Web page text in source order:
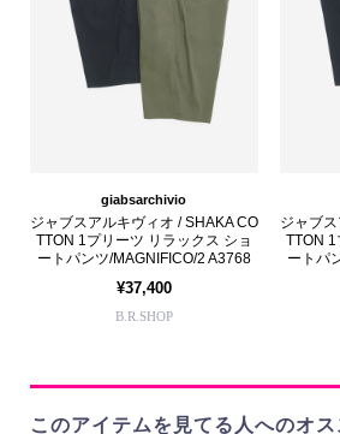
giabsarchivio
ジャブスアルキヴィオ / SHAKA CO
TTON 1プリーツ リラックス ショ
ートパンツ/MAGNIFICO/2 A3768
¥37,400
B.R.SHOP
ジャブ
TTON 1
ートパ
このアイテムを見てる人へのオス